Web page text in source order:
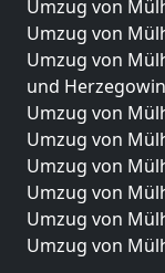
Umzug von
Umzug von
Umzug von
und
Umzug von
Umzug von
Umzug von
Umzug von
Umzug von
Umzug von